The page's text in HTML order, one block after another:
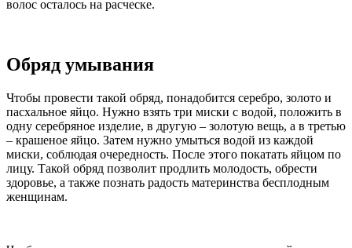
волос осталось на расческе.
Обряд умывания
Чтобы провести такой обряд, понадобится серебро, золото и
пасхальное яйцо. Нужно взять три миски с водой, положить в
одну серебряное изделие, в другую – золотую вещь, а в третью
– крашеное яйцо. Затем нужно умыться водой из каждой
миски, соблюдая очередность. После этого покатать яйцом по
лицу. Такой обряд позволит продлить молодость, обрести
здоровье, а также познать радость материнства бесплодным
женщинам.